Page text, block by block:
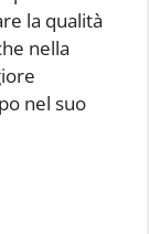
la qualità
nella
nel suo